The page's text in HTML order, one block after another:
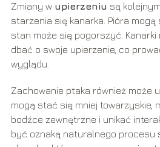
Zmiany w upierzeniu są
starzenia się kanarka. Pióra
stan może się pogorszyć.
dbać o swoje upierzenie, co
wyglądu.
Zachowanie ptaka również może
mogą stać się mniej towarzyskie,
bodźce zewnętrzne i unikać
być oznaką naturalnego procesu